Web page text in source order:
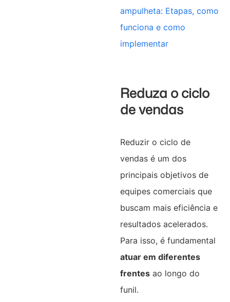
ampulheta: Etapas, como
funciona e como
implementar
Reduza o ciclo
de vendas
Reduzir o ciclo de
vendas é um dos
principais objetivos de
equipes comerciais que
buscam mais eficiência e
resultados acelerados.
Para isso, é fundamental
atuar em diferentes
frentesao longo do
funil.